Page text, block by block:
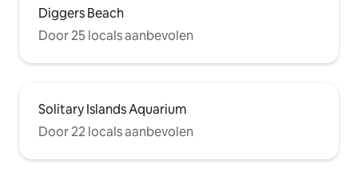
Diggers Beach
Door 25 locals aanbevolen
Solitary Islands Aquarium
Door 22 locals aanbevolen